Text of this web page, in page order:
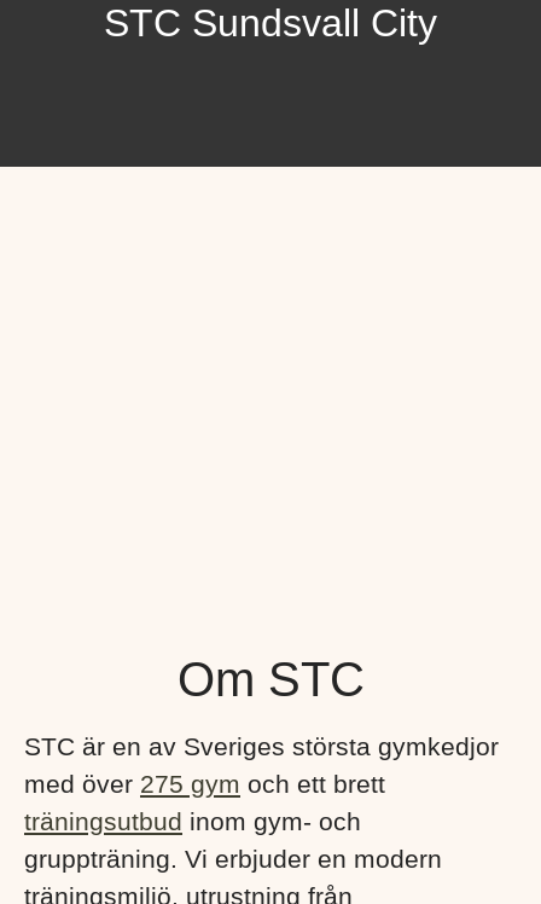
STC Sundsvall City
Om STC
STC är en av Sveriges största gymkedjor
med över 275 gym och ett brett
träningsutbud inom gym- och
gruppträning. Vi erbjuder en modern
träningsmiljö, utrustning från